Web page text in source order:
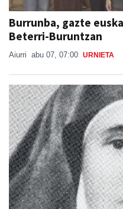
Burrunba, gazte
Beterri-Buruntzan
Aiurri abu 07, 07:00 URNIETA